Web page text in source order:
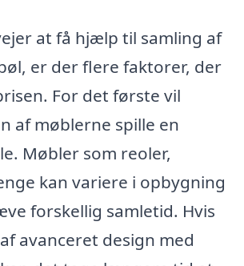
at få hjælp til samling af
er der flere faktorer, der
For det første vil
af møblerne spille en
Møbler som reoler,
kan variere i opbygning
forskellig samletid. Hvis
avanceret design med